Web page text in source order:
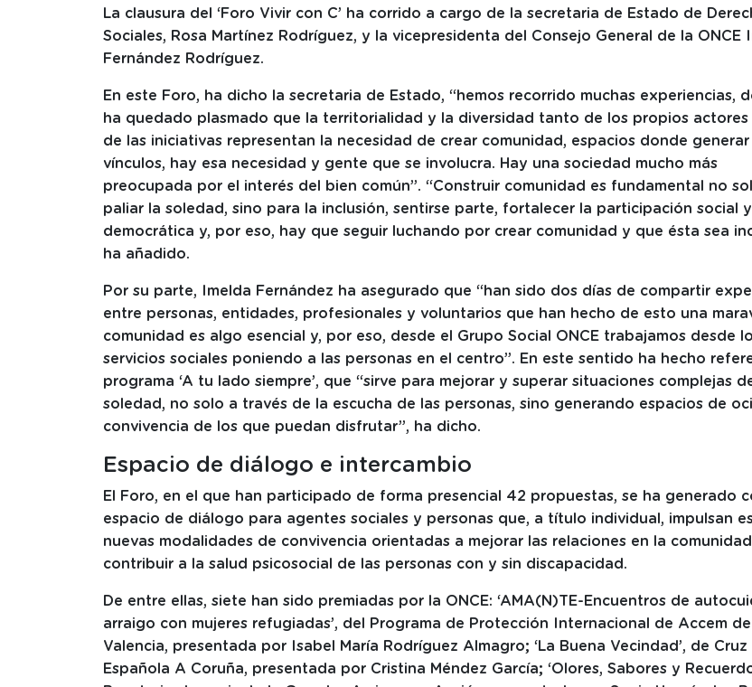
La clausura del ‘Foro Vivir con C’ ha corrido a cargo de la secretaria de Estado de
Sociales, Rosa Martínez Rodríguez, y la vicepresidenta del Consejo General de la ONCE
Fernández Rodríguez.
En este Foro, ha dicho la secretaria de Estado, “hemos recorrido muchas experiencias,
ha quedado plasmado que la territorialidad y la diversidad tanto de los propios actores
de las iniciativas representan la necesidad de crear comunidad, espacios donde generar
vínculos, hay esa necesidad y gente que se involucra. Hay una sociedad mucho más
preocupada por el interés del bien común”. “Construir comunidad es fundamental no
paliar la soledad, sino para la inclusión, sentirse parte, fortalecer la participación social y
democrática y, por eso, hay que seguir luchando por crear comunidad y que ésta sea
ha añadido.
Por su parte, Imelda Fernández ha asegurado que “han sido dos días de compartir
entre personas, entidades, profesionales y voluntarios que han hecho de esto una
comunidad es algo esencial y, por eso, desde el Grupo Social ONCE trabajamos desde
servicios sociales poniendo a las personas en el centro”. En este sentido ha hecho
programa ‘A tu lado siempre’, que “sirve para mejorar y superar situaciones complejas
soledad, no solo a través de la escucha de las personas, sino generando espacios de
convivencia de los que puedan disfrutar”, ha dicho.
Espacio de diálogo e intercambio
El Foro, en el que han participado de forma presencial 42 propuestas, se ha generado
espacio de diálogo para agentes sociales y personas que, a título individual, impulsan
nuevas modalidades de convivencia orientadas a mejorar las relaciones en la
contribuir a la salud psicosocial de las personas con y sin discapacidad.
De entre ellas, siete han sido premiadas por la ONCE: ‘AMA(N)TE-Encuentros de
arraigo con mujeres refugiadas’, del Programa de Protección Internacional de Accem de
Valencia, presentada por Isabel María Rodríguez Almagro; ‘La Buena Vecindad’, de Cruz
Española A Coruña, presentada por Cristina Méndez García; ‘Olores, Sabores y